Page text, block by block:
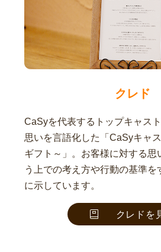
クレド
CaSyを代表するトップキャス
思いを言語化した「CaSyキャ
ギフト～」。お客様に対する思
う上での考え方や行動の基準を
に示しています。
クレドを